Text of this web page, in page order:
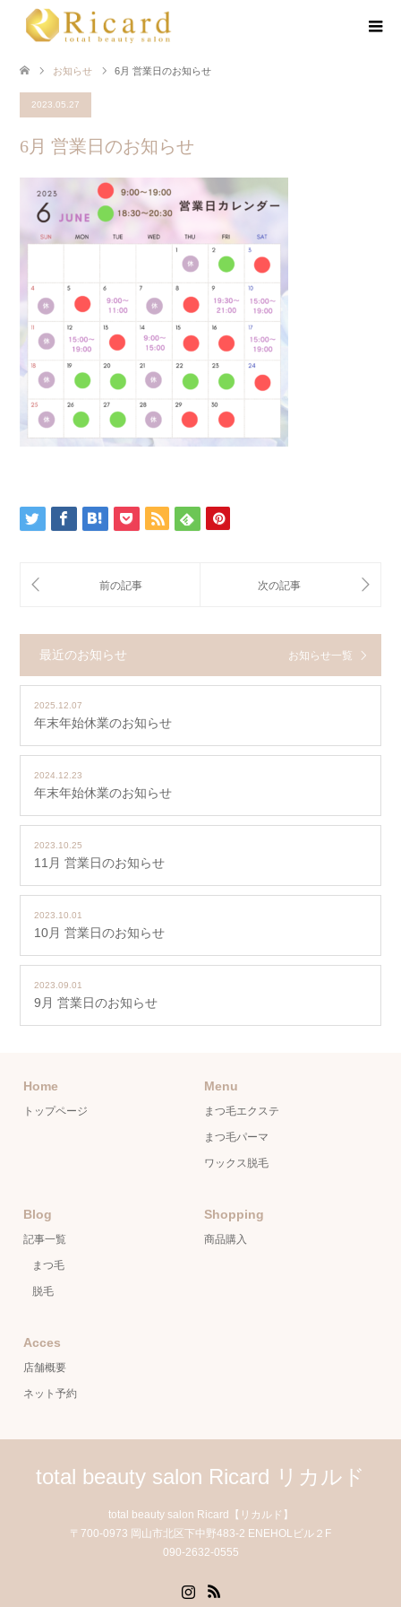
お知らせ 6月 営業日のお知らせ
2023.05.27
6月 営業日のお知らせ
最近のお知らせ お知らせ一覧
2025.12.07
年末年始休業のお知らせ
2024.12.23
年末年始休業のお知らせ
2023.10.25
11月 営業日のお知らせ
2023.10.01
10月 営業日のお知らせ
2023.09.01
9月 営業日のお知らせ
Home
トップページ
Menu
まつ毛エクステ
まつ毛パーマ
ワックス脱毛
Blog
記事一覧
まつ毛
脱毛
Shopping
商品購入
Acces
店舗概要
ネット予約
total beauty salon Ricard リカルド
total beauty salon Ricard【リカルド】
〒700-0973 岡山市北区下中野483-2 ENEHOLビル２F
090-2632-0555